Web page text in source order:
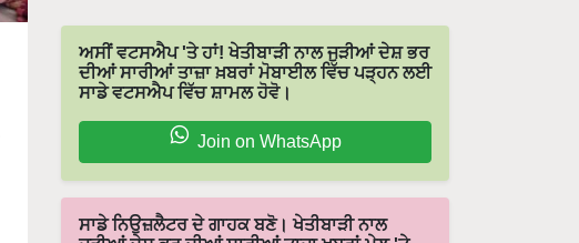
ਅਸੀਂ ਵਟਸਐਪ 'ਤੇ ਹਾਂ! ਖੇਤੀਬਾੜੀ ਨਾਲ ਜੁੜੀਆਂ ਦੇਸ਼ ਭਰ
ਦੀਆਂ ਸਾਰੀਆਂ ਤਾਜ਼ਾ ਖ਼ਬਰਾਂ ਮੋਬਾਈਲ ਵਿੱਚ ਪੜ੍ਹਨ ਲਈ
ਸਾਡੇ ਵਟਸਐਪ ਵਿੱਚ ਸ਼ਾਮਲ ਹੋਵੋ।
Join on WhatsApp
ਸਾਡੇ ਨਿਉਜ਼ਲੈਟਰ ਦੇ ਗਾਹਕ ਬਣੋ। ਖੇਤੀਬਾੜੀ ਨਾਲ